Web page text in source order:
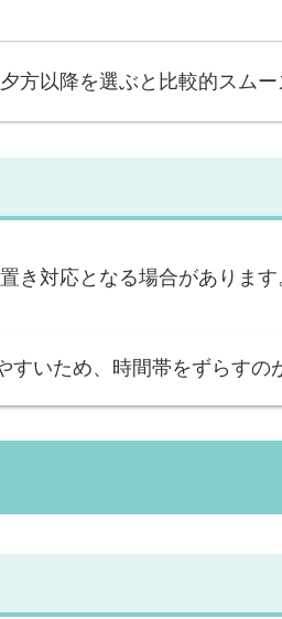
方以降を選ぶと比較的スムー
き対応となる場合があります
いため、時間帯をずらすの